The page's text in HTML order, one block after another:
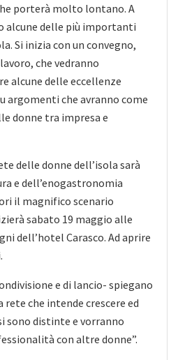
porterà molto lontano. A
alcune delle più importanti
Si inizia con un convegno,
che vedranno
alcune delle eccellenze
argomenti che avranno come
donne tra impresa e
delle donne dell’isola sarà
e dell’enogastronomia
il magnifico scenario
sabato 19 maggio alle
dell’hotel Carasco. Ad aprire
e di lancio- spiegano
che intende crescere ed
sono distinte e vorranno
con altre donne”.